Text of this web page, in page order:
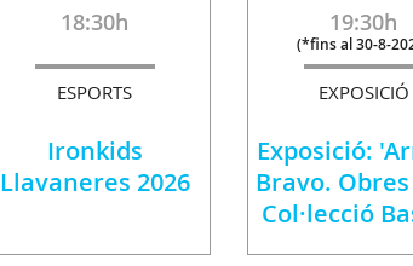
18:30h
ESPORTS
Ironkids
Llavaneres 2026
19:30h
(*fins al 30-8-
EXPOSICIÓ
Exposició:
Bravo.
Col·lecció